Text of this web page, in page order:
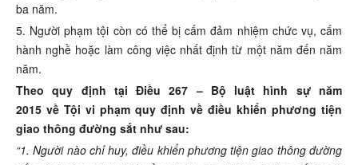
ba năm.
5. Người phạm tội còn có thể bị cấm đảm nhiệm chức vụ, cấm
hành nghề hoặc làm công việc nhất định từ một năm đến năm
năm.
Theo quy định tại Điều 267 – Bộ luật hình sự năm
2015 về Tội vi phạm quy định về điều khiển phương tiện
giao thông đường sắt như sau:
“1. Người nào chỉ huy, điều khiển phương tiện giao thông đường